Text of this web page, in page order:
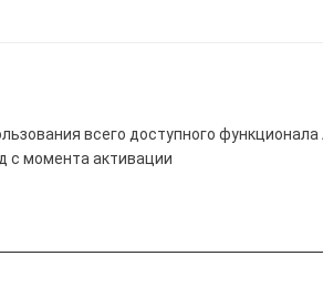
всего доступного
с момента активации